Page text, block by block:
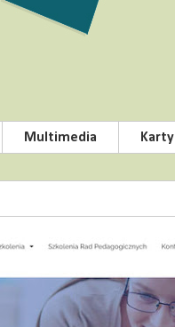
Multimedia